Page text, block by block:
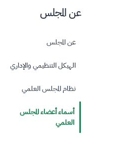
عن المجلس
عن المجلس
الهيكل التنظيمي والإداري
نظام المجلس العلمي
أسماء أعضاء المجلس
العلمي